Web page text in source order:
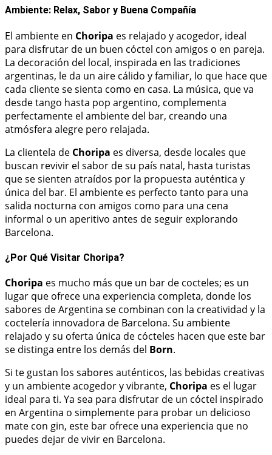
Ambiente: Relax, Sabor y Buena Compañía
El ambiente en Choripa es relajado y acogedor, ideal
para disfrutar de un buen cóctel con amigos o en pareja.
La decoración del local, inspirada en las tradiciones
argentinas, le da un aire cálido y familiar, lo que hace que
cada cliente se sienta como en casa. La música, que va
desde tango hasta pop argentino, complementa
perfectamente el ambiente del bar, creando una
atmósfera alegre pero relajada.
La clientela de Choripa es diversa, desde locales que
buscan revivir el sabor de su país natal, hasta turistas
que se sienten atraídos por la propuesta auténtica y
única del bar. El ambiente es perfecto tanto para una
salida nocturna con amigos como para una cena
informal o un aperitivo antes de seguir explorando
Barcelona.
¿Por Qué Visitar Choripa?
Choripa es mucho más que un bar de cocteles; es un
lugar que ofrece una experiencia completa, donde los
sabores de Argentina se combinan con la creatividad y la
coctelería innovadora de Barcelona. Su ambiente
relajado y su oferta única de cócteles hacen que este bar
se distinga entre los demás del Born.
Si te gustan los sabores auténticos, las bebidas creativas
y un ambiente acogedor y vibrante, Choripa es el lugar
ideal para ti. Ya sea para disfrutar de un cóctel inspirado
en Argentina o simplemente para probar un delicioso
mate con gin, este bar ofrece una experiencia que no
puedes dejar de vivir en Barcelona.